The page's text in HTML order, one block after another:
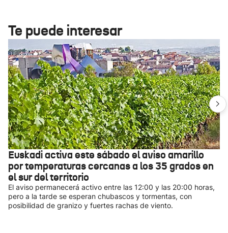
Te puede interesar
Euskadi activa este sábado el aviso amarillo
por temperaturas cercanas a los 35 grados en
el sur del territorio
El aviso permanecerá activo entre las 12:00 y las 20:00 horas,
pero a la tarde se esperan chubascos y tormentas, con
posibilidad de granizo y fuertes rachas de viento.